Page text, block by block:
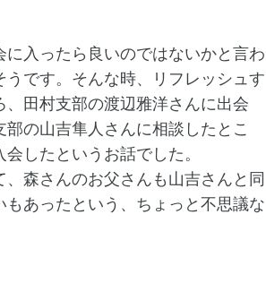
入ったら良いのではないかと言わ
です。そんな時、リフレッシュす
田村支部の渡辺雅洋さんに出会
の山吉隼人さんに相談したとこ
したというお話でした。
森さんのお父さんも山吉さんと同
あったという、ちょっと不思議な